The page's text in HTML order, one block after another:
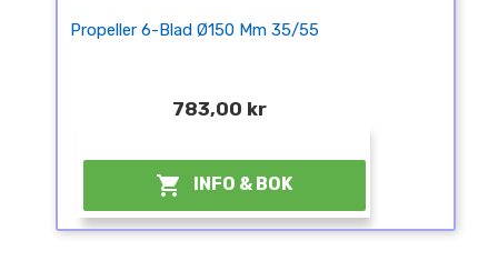
Propeller 6-Blad Ø150 Mm 35/55
783,00 kr
 INFO & BOK